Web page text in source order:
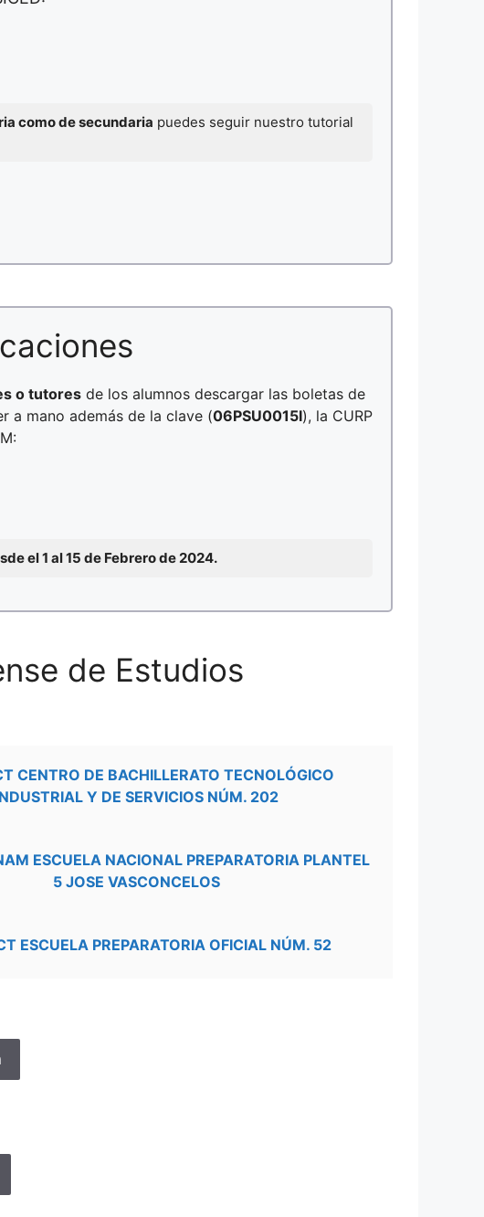
como de secundaria puedes seguir nuestro tutorial
o tutores de los alumnos descargar las boletas de
a mano además de la clave (06PSU0015I), la CURP
el 1 al 15 de Febrero de 2024.
de Estudios
CENTRO DE BACHILLERATO TECNOLÓGICO
Y DE SERVICIOS NÚM. 202
ESCUELA NACIONAL PREPARATORIA PLANTEL
5 JOSE VASCONCELOS
ESCUELA PREPARATORIA OFICIAL NÚM. 52